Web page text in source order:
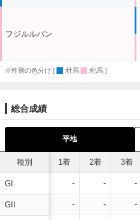
フジルルバン
※性別の色分け [ :牡馬 :牝馬 ]
総合成績
平地
種別
GI
GII
1着 2着 3着
- - -
- - -